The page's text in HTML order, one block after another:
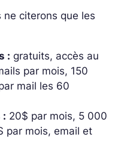
citerons que les
: gratuits, accès au
par mois, 150
mail les 60
: 20$ par mois, 5 000
par mois, email et